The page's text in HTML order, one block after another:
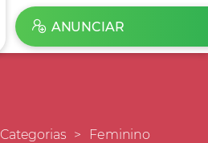
ANUNCIAR
Categorias Feminino